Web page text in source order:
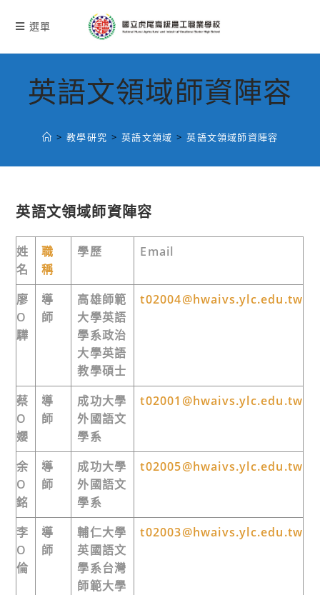
選單
英語文領域師資陣容
> 教學研究 > 英語文領域 > 英語文領域師資陣容
英語文領域師資陣容
姓
名
職
稱
學歷 Email
廖
O
驊
導
師
高雄師範
大學英語
學系政治
大學英語
教學碩士
t02004@hwaivs.ylc.edu.tw
蔡
O
孆
導
師
成功大學
外國語文
學系
t02001@hwaivs.ylc.edu.tw
余
O
銘
導
師
成功大學
外國語文
學系
t02005@hwaivs.ylc.edu.tw
李
O
倫
導
師
輔仁大學
英國語文
學系台灣
師範大學
t02003@hwaivs.ylc.edu.tw